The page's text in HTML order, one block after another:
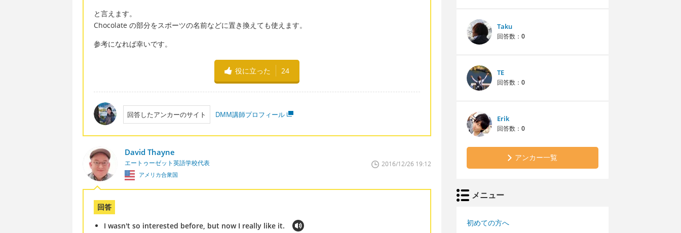
と言えます。
Chocolate の部分をスポーツの名前などに置き換えても使えます。
参考になれば幸いです。
役に立った 24
回答したアンカーのサイト DMM講師プロフィール
David Thayne
エートゥーゼット英語学校代表
アメリカ合衆国
2016/12/26 19:12
回答
I wasn't so interested before, but now I really like it.
Taku
回答数： 0
TE
回答数： 0
Erik
回答数： 0
アンカー一覧
メニュー
初めての方へ